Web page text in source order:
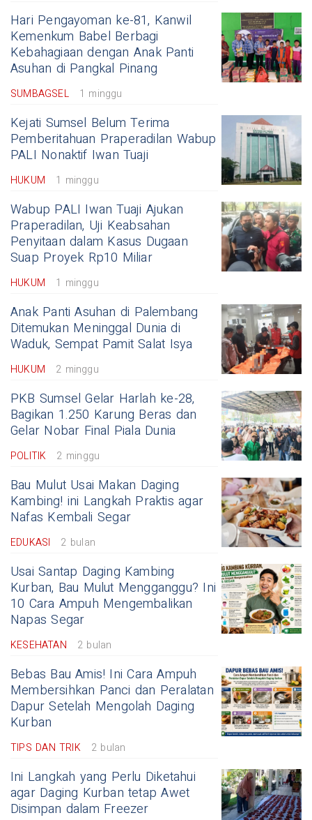
Hari Pengayoman ke-81, Kanwil
Kemenkum Babel Berbagi
Kebahagiaan dengan Anak Panti
Asuhan di Pangkal Pinang
SUMBAGSEL 1 minggu
Kejati Sumsel Belum Terima
Pemberitahuan Praperadilan Wabup
PALI Nonaktif Iwan Tuaji
HUKUM 1 minggu
Wabup PALI Iwan Tuaji Ajukan
Praperadilan, Uji Keabsahan
Penyitaan dalam Kasus Dugaan
Suap Proyek Rp10 Miliar
HUKUM 1 minggu
Anak Panti Asuhan di Palembang
Ditemukan Meninggal Dunia di
Waduk, Sempat Pamit Salat Isya
HUKUM 2 minggu
PKB Sumsel Gelar Harlah ke-28,
Bagikan 1.250 Karung Beras dan
Gelar Nobar Final Piala Dunia
POLITIK 2 minggu
Bau Mulut Usai Makan Daging
Kambing! ini Langkah Praktis agar
Nafas Kembali Segar
EDUKASI 2 bulan
Usai Santap Daging Kambing
Kurban, Bau Mulut Mengganggu? Ini
10 Cara Ampuh Mengembalikan
Napas Segar
KESEHATAN 2 bulan
Bebas Bau Amis! Ini Cara Ampuh
Membersihkan Panci dan Peralatan
Dapur Setelah Mengolah Daging
Kurban
TIPS DAN TRIK 2 bulan
Ini Langkah yang Perlu Diketahui
agar Daging Kurban tetap Awet
Disimpan dalam Freezer